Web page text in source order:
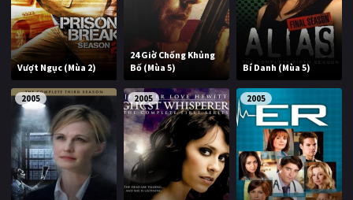
Vượt Ngục (Mùa 2)
24 Giờ Chống Khủng
Bố (Mùa 5)
Bí Danh (Mùa 5)
2005 2005 2005